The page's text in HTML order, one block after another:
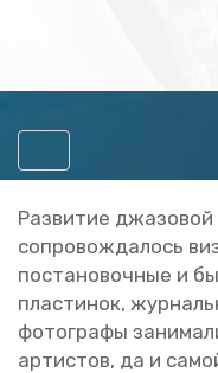
навигацию
Раз­ви­тие джа­зо­вой
со­про­вож­да­лось
по­ста­но­воч­ные и
пла­сти­нок,
фо­то­гра­фы
ар­ти­стов, да и